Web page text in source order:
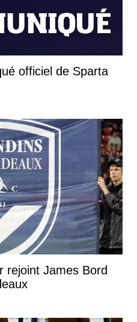
officiel de Sparta
rejoint James Bord